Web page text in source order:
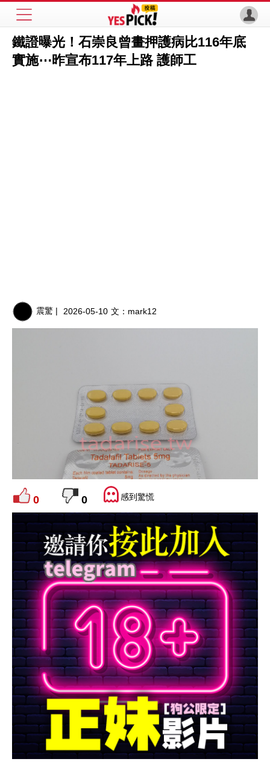
鐵證曝光！石崇良曾畫押護病比116年底
實施⋯昨宣布117年上路 護師工
震驚 | 2026-05-10 文： mark12
0 0 感到驚慌